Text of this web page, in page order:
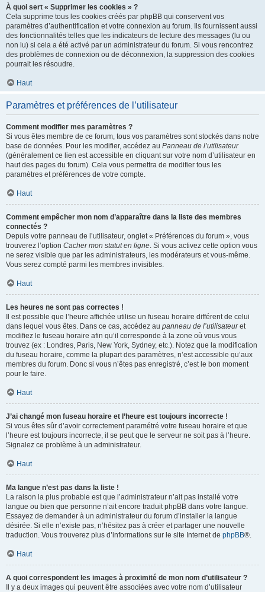
À quoi sert « Supprimer les cookies » ?
Cela supprime tous les cookies créés par phpBB qui conservent vos
paramètres d’authentification et votre connexion au forum. Ils fournissent aussi
des fonctionnalités telles que les indicateurs de lecture des messages (lu ou
non lu) si cela a été activé par un administrateur du forum. Si vous rencontrez
des problèmes de connexion ou de déconnexion, la suppression des cookies
pourrait les résoudre.
Haut
Paramètres et préférences de l’utilisateur
Comment modifier mes paramètres ?
Si vous êtes membre de ce forum, tous vos paramètres sont stockés dans notre
base de données. Pour les modifier, accédez au Panneau de l’utilisateur
(généralement ce lien est accessible en cliquant sur votre nom d’utilisateur en
haut des pages du forum). Cela vous permettra de modifier tous les
paramètres et préférences de votre compte.
Haut
Comment empêcher mon nom d’apparaître dans la liste des membres
connectés ?
Depuis votre panneau de l’utilisateur, onglet « Préférences du forum », vous
trouverez l’option Cacher mon statut en ligne. Si vous activez cette option vous
ne serez visible que par les administrateurs, les modérateurs et vous-même.
Vous serez compté parmi les membres invisibles.
Haut
Les heures ne sont pas correctes !
Il est possible que l’heure affichée utilise un fuseau horaire différent de celui
dans lequel vous êtes. Dans ce cas, accédez au panneau de l’utilisateuret
modifiez le fuseau horaire afin qu’il corresponde à la zone où vous vous
trouvez (ex : Londres, Paris, New York, Sydney, etc.). Notez que la modification
du fuseau horaire, comme la plupart des paramètres, n’est accessible qu’aux
membres du forum. Donc si vous n’êtes pas enregistré, c’est le bon moment
pour le faire.
Haut
J’ai changé mon fuseau horaire et l’heure est toujours incorrecte !
Si vous êtes sûr d’avoir correctement paramétré votre fuseau horaire et que
l’heure est toujours incorrecte, il se peut que le serveur ne soit pas à l’heure.
Signalez ce problème à un administrateur.
Haut
Ma langue n’est pas dans la liste !
La raison la plus probable est que l’administrateur n’ait pas installé votre
langue ou bien que personne n’ait encore traduit phpBB dans votre langue.
Essayez de demander à un administrateur du forum d’installer la langue
désirée. Si elle n’existe pas, n’hésitez pas à créer et partager une nouvelle
traduction. Vous trouverez plus d’informations sur le site Internet de phpBB®.
Haut
A quoi correspondent les images à proximité de mon nom d’utilisateur ?
Il y a deux images qui peuvent être associées avec votre nom d’utilisateur